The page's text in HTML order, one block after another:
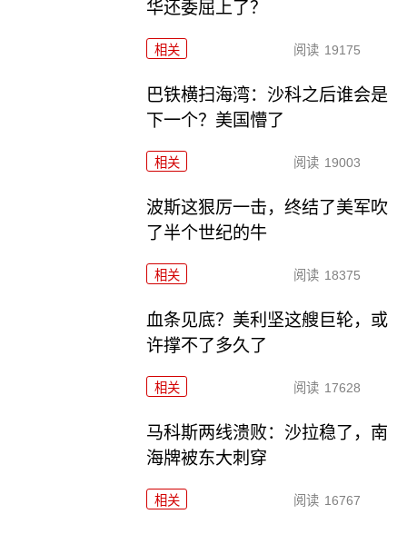
华还委屈上了？
相关 阅读 19175
巴铁横扫海湾：沙科之后谁会是
下一个？美国懵了
相关 阅读 19003
波斯这狠厉一击，终结了美军吹
了半个世纪的牛
相关 阅读 18375
血条见底？美利坚这艘巨轮，或
许撑不了多久了
相关 阅读 17628
马科斯两线溃败：沙拉稳了，南
海牌被东大刺穿
相关 阅读 16767